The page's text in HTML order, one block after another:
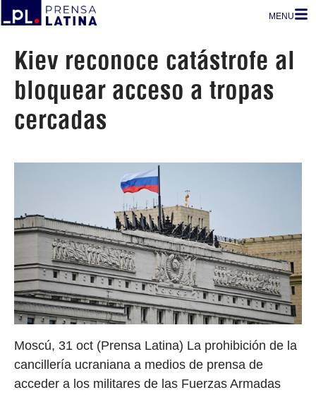
MENU
Kiev reconoce catástrofe al
bloquear acceso a tropas
cercadas
Moscú, 31 oct (Prensa Latina) La prohibición de la
cancillería ucraniana a medios de prensa de
acceder a los militares de las Fuerzas Armadas